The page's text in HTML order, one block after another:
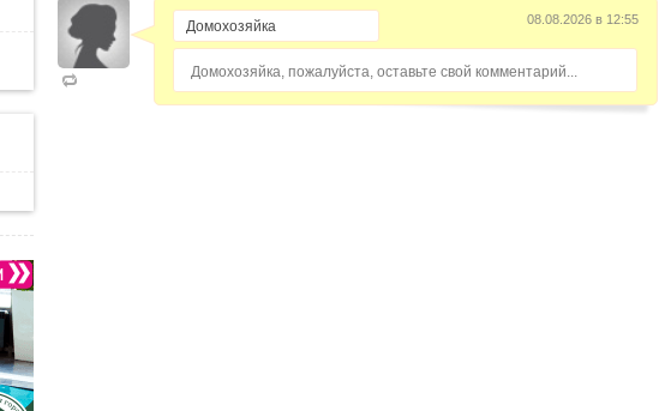
08.08.2026 в 12:55
Домохозяйка, пожалуйста, оставьте свой комментарий...